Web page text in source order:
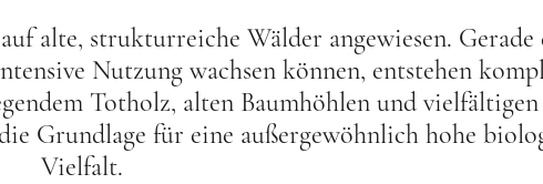
alte, strukturreiche Wälder angewiesen.
Nutzung wachsen können, entstehen
Totholz, alten Baumhöhlen und vielfältigen
Grundlage für eine außergewöhnlich hohe
Vielfalt.